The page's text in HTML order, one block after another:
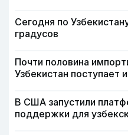
Сегодня по
градусов
Почти половина
Узбекистан поступает
В США запустили
поддержки для